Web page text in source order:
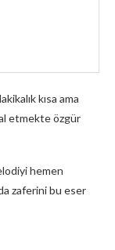
kısa ama
etmekte özgür
hemen
zaferini bu eser